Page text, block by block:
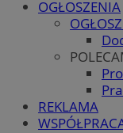
OGŁOSZENIA
REKLAMA